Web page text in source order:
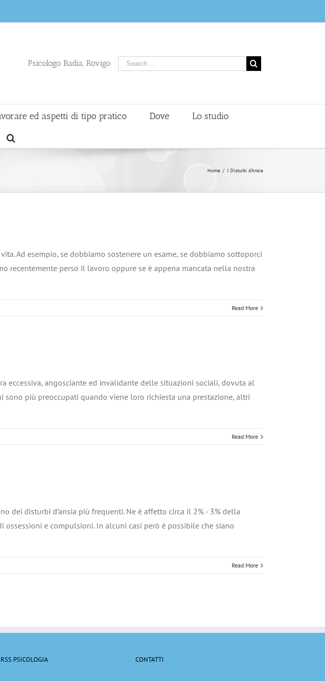
Psicologo Badia, Rovigo
ed aspetti di tipo pratico Dove
Lo studio
Home / I Disturbi d'Ansia
Ad esempio, se dobbiamo sostenere un esame, se dobbiamo sottoporci
recentemente perso il lavoro oppure se è appena mancata nella nostra
Read More
eccessiva, angosciante ed invalidante delle situazioni sociali, dovuta al
più preoccupati quando viene loro richiesta una prestazione, altri
Read More
dei disturbi d’ansia più frequenti. Ne è affetto circa il 2% - 3% della
ossessioni e compulsioni. In alcuni casi però è possibile che siano
Read More
RSS PSICOLOGIA CONTATTI